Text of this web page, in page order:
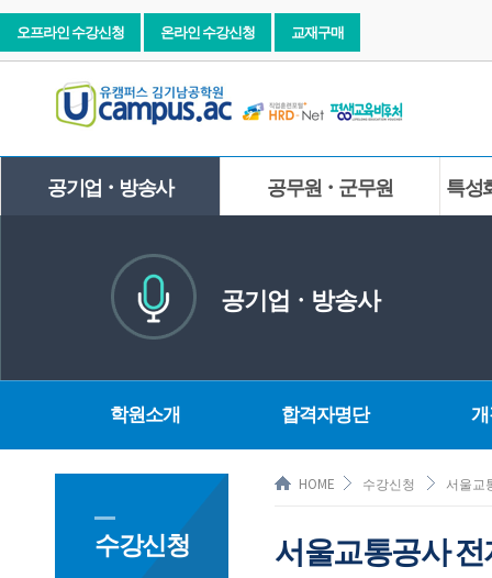
오프라인 수강신청 온라인 수강신청 교재구매
공기업ㆍ방송사
공기업ㆍ방송사
공무원ㆍ군무원 특성
학원소개 합격자명단
수강신청
HOME 수강신청 서울교
서울교통공사